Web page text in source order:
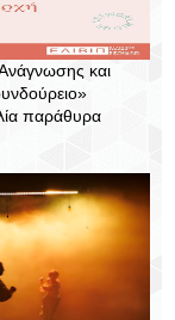
Ανάγνωσης και
παράθυρα